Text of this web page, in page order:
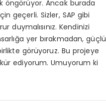
öngörüyor. Ancak burada
geçerli. Sizler, SAP gibi
duymalısınız. Kendinizi
yer bırakmadan, güçlü
görüyoruz. Bu projeye
ediyorum. Umuyorum ki